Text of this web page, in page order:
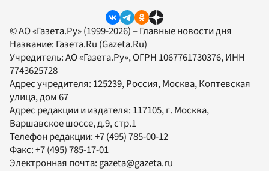
© АО «Газета.Ру» (1999-2026) – Главные новости дня
Название: Газета.Ru (Gazeta.Ru)
Учредитель:АО «Газета.Ру», ОГРН 1067761730376, ИНН
7743625728
Адрес учредителя: 125239, Россия, Москва, Коптевская
улица, дом 67
Адрес редакции и издателя: 117105, г. Москва,
Варшавское шоссе, д.9, стр.1
Телефон редакции:+7 (495) 785-00-12
Факс:+7 (495) 785-17-01
Электронная почта: gazeta@gazeta.ru